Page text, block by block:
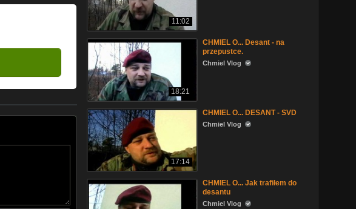
11:02
18:21
CHMIEL O... Desant - na
przepustce.
Chmiel Vlog
17:14
CHMIEL O... DESANT - SVD
Chmiel Vlog
CHMIEL O... Jak trafiłem do
desantu
Chmiel Vlog